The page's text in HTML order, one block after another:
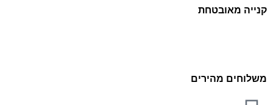
קנייה מאובטחת
משלוחים מהירים